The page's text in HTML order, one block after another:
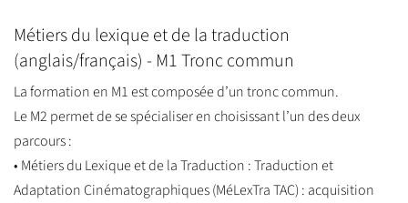
Métiers du lexique et de la traduction
(anglais/français) - M1 Tronc commun
La formation en M1 est composée d’un tronc commun.
Le M2 permet de se spécialiser en choisissant l’un des deux
parcours :
• Métiers du Lexique et de la Traduction : Traduction et
Adaptation Cinématographiques (MéLexTra TAC) : acquisition